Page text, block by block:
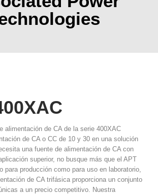
alimentación de CA de la serie 400XAC
de CA o CC de 10 y 30 en una solución
una fuente de alimentación de CA con
superior, no busque más que el APT
para producción como para uso en laboratorio,
de CA trifásica proporciona un conjunto
a un precio competitivo. Nuestra